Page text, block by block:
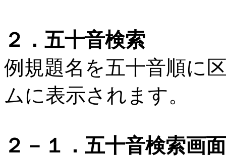
２．五十音検索
例規題名を五十音順に
ムに表示されます。
２－１．五十音検索画面